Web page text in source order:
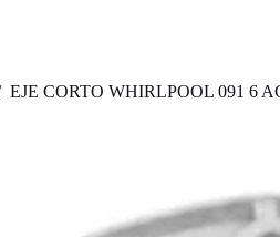
EJE CORTO WHIRLPOOL 091 6